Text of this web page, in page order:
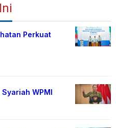
Perkuat
WPMI